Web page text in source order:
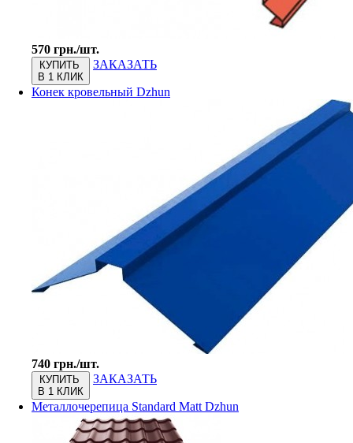
570 грн./шт.
КУПИТЬ
В 1 КЛИК
ЗАКАЗАТЬ
Конек кровельный Dzhun
740 грн./шт.
КУПИТЬ
В 1 КЛИК
ЗАКАЗАТЬ
Металлочерепица Standard Matt Dzhun